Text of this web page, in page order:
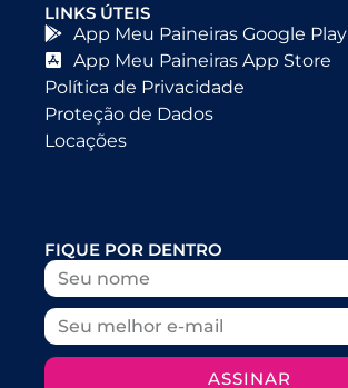
LINKS ÚTEIS
App Meu Paineiras Google Play
App Meu Paineiras App Store
Política de Privacidade
Proteção de Dados
Locações
FIQUE POR DENTRO
ASSINAR